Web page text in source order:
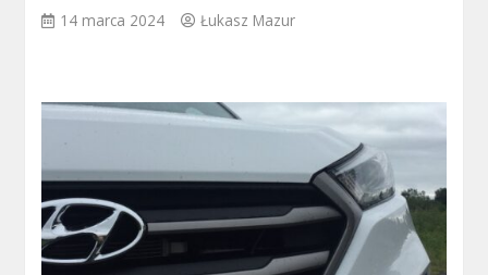
14 marca 2024 Łukasz Mazur